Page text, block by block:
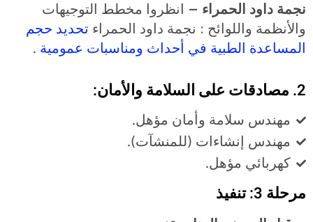
نجمة داود الحمراء – انظروا مخطط التوجيهات
والأنظمة واللوائح : نجمة داود الحمراء تحديد حجم
المساعدة الطبية في أحداث ومناسبات عمومية .
2. مصادقات على السلامة والأمان:
مهندس سلامة وأمان مؤهل.
مهندس إنشاءات (للمنشآت).
كهربائي مؤهل.
مرحلة 3: تنفيذ